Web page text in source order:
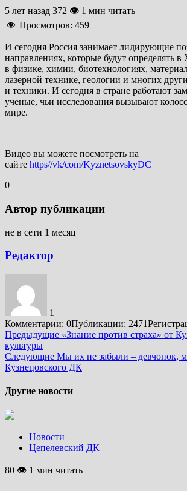
5 лет назад 372 👁 1 мин читать
Просмотров: 459
И сегодня Россия занимает лидирующие
направлениях, которые будут определять
в физике, химии, биотехнологиях,
лазерной технике, геологии и многих
и техники. И сегодня в стране работают
ученые, чьи исследования вызывают
мире.
Видео вы можете посмотреть на
сайте https//vk/com/KyznetsovskyDC
0
Автор публикации
не в сети 1 месяц
Редактор
1
Комментарии: 0Публикации: 2471
Подробнее
Предыдущие «Знание против страха» от
культуры
Следующие Мы их не забыли – девчонок,
Кузнецовского ДК
Другие новости
Новости
Цепелевский ДК
80 👁 1 мин читать